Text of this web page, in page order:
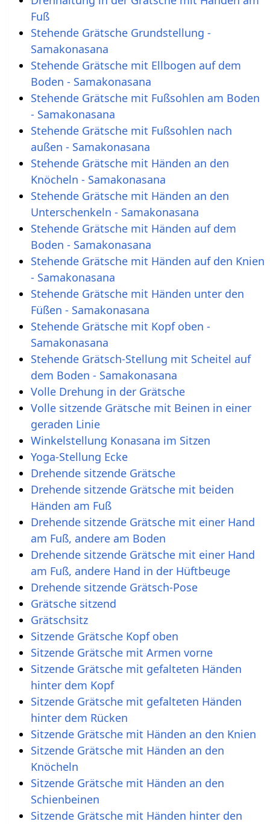
Fuß
Stehende Grätsche Grundstellung -
Samakonasana
Stehende Grätsche mit Ellbogen auf dem
Boden - Samakonasana
Stehende Grätsche mit Fußsohlen am Boden
- Samakonasana
Stehende Grätsche mit Fußsohlen nach
außen - Samakonasana
Stehende Grätsche mit Händen an den
Knöcheln - Samakonasana
Stehende Grätsche mit Händen an den
Unterschenkeln - Samakonasana
Stehende Grätsche mit Händen auf dem
Boden - Samakonasana
Stehende Grätsche mit Händen auf den Knien
- Samakonasana
Stehende Grätsche mit Händen unter den
Füßen - Samakonasana
Stehende Grätsche mit Kopf oben -
Samakonasana
Stehende Grätsch-Stellung mit Scheitel auf
dem Boden - Samakonasana
Volle Drehung in der Grätsche
Volle sitzende Grätsche mit Beinen in einer
geraden Linie
Winkelstellung Konasana im Sitzen
Yoga-Stellung Ecke
Drehende sitzende Grätsche
Drehende sitzende Grätsche mit beiden
Händen am Fuß
Drehende sitzende Grätsche mit einer Hand
am Fuß, andere am Boden
Drehende sitzende Grätsche mit einer Hand
am Fuß, andere Hand in der Hüftbeuge
Drehende sitzende Grätsch-Pose
Grätsche sitzend
Grätschsitz
Sitzende Grätsche Kopf oben
Sitzende Grätsche mit Armen vorne
Sitzende Grätsche mit gefalteten Händen
hinter dem Kopf
Sitzende Grätsche mit gefalteten Händen
hinter dem Rücken
Sitzende Grätsche mit Händen an den Knien
Sitzende Grätsche mit Händen an den
Knöcheln
Sitzende Grätsche mit Händen an den
Schienbeinen
Sitzende Grätsche mit Händen hinter den